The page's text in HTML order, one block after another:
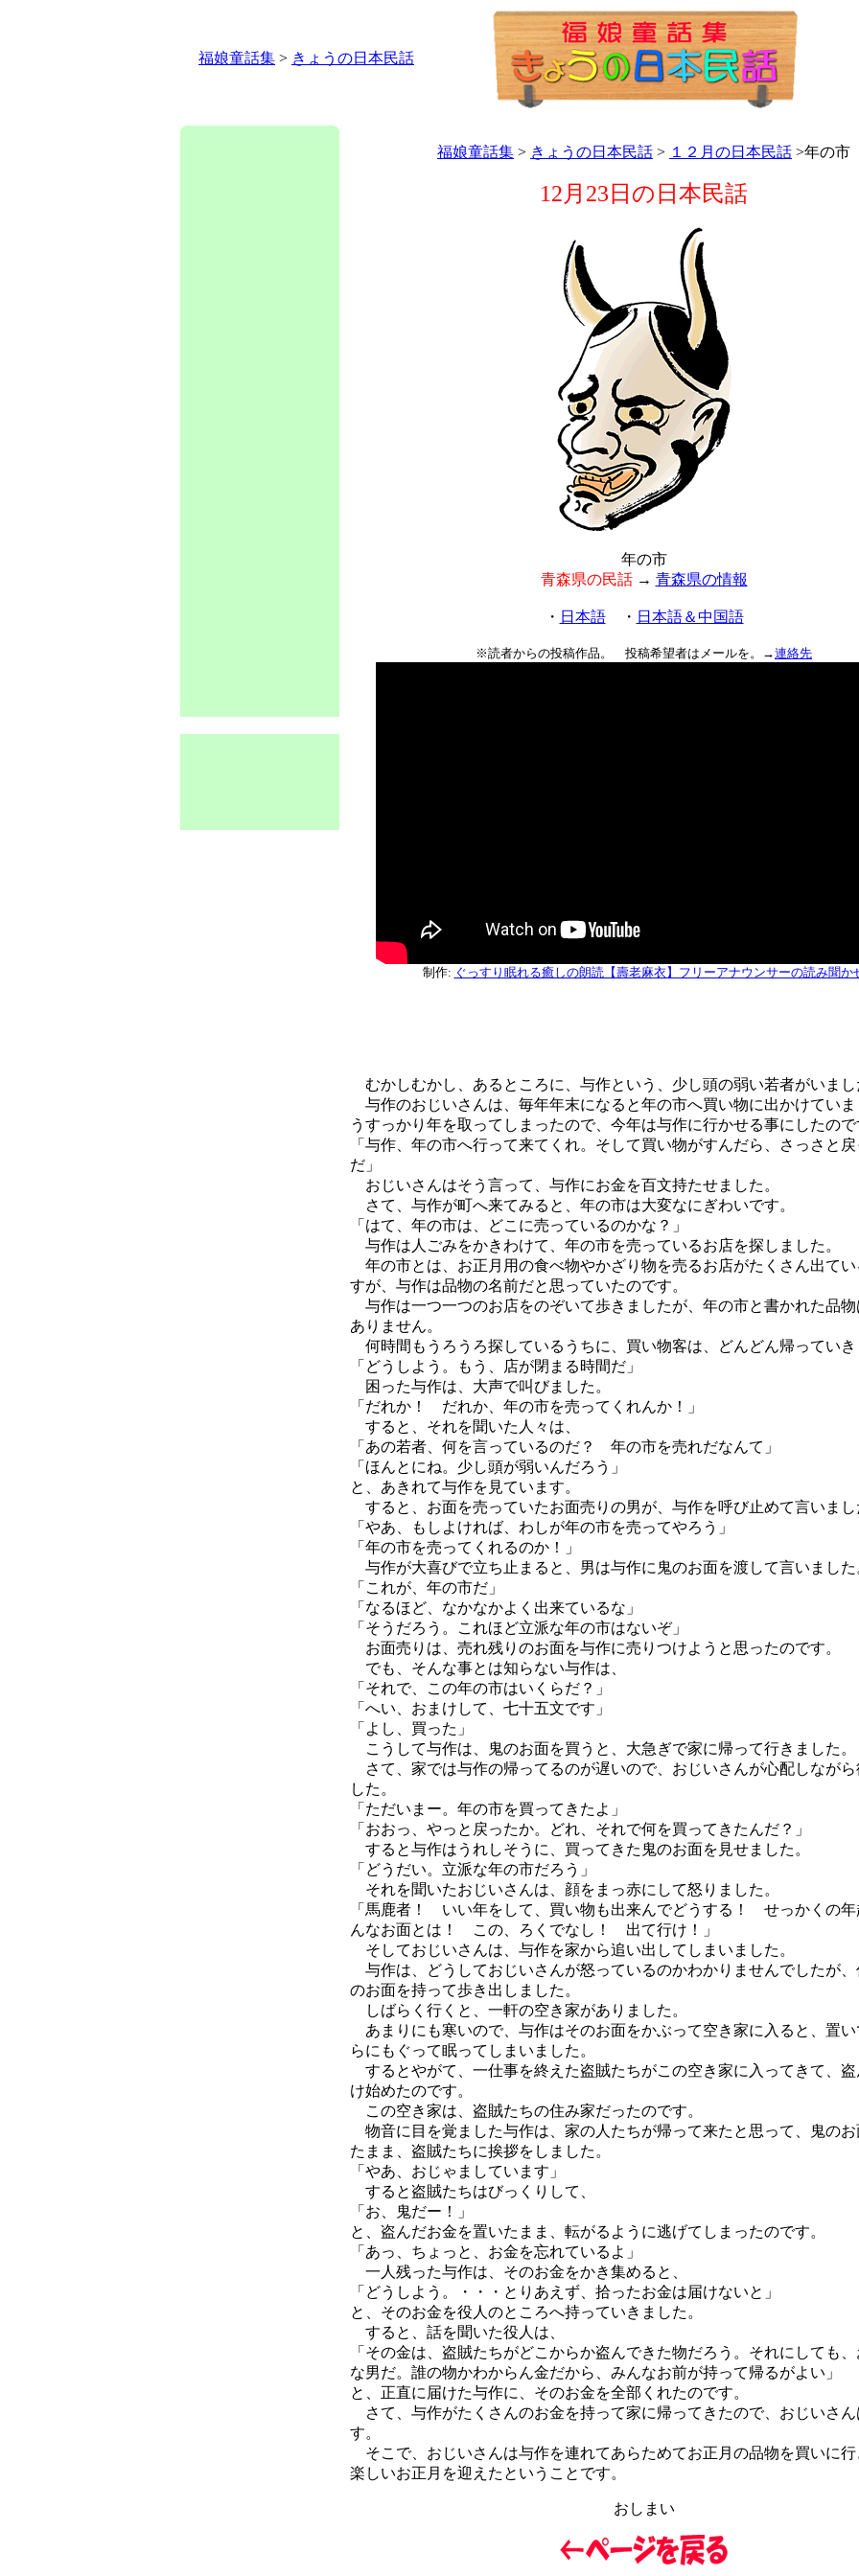
福娘童話集 > きょうの日本民話
福娘童話集 > きょうの日本民話 > １２月の日本民話 >年の市
12月23日の日本民話
年の市
青森県の民話→ 青森県の情報
・ 日本語・ 日本語＆中国語
※読者からの投稿作品。 投稿希望者はメールを。→連絡先
制作: ぐっすり眠れる癒しの朗読【壽老麻衣】フリーアナウンサーの読み聞か
むかしむかし、あるところに、与作という、少し頭の弱い若者がいまし
与作のおじいさんは、毎年年末になると年の市へ買い物に出かけていま
うすっかり年を取ってしまったので、今年は与作に行かせる事にしたので
「与作、年の市へ行って来てくれ。そして買い物がすんだら、さっさと
だ」
おじいさんはそう言って、与作にお金を百文持たせました。
さて、与作が町へ来てみると、年の市は大変なにぎわいです。
「はて、年の市は、どこに売っているのかな？」
与作は人ごみをかきわけて、年の市を売っているお店を探しました。
年の市とは、お正月用の食べ物やかざり物を売るお店がたくさん出てい
すが、与作は品物の名前だと思っていたのです。
与作は一つ一つのお店をのぞいて歩きましたが、年の市と書かれた品物
ありません。
何時間もうろうろ探しているうちに、買い物客は、どんどん帰っていき
「どうしよう。もう、店が閉まる時間だ」
困った与作は、大声で叫びました。
「だれか！ だれか、年の市を売ってくれんか！」
すると、それを聞いた人々は、
「あの若者、何を言っているのだ？ 年の市を売れだなんて」
「ほんとにね。少し頭が弱いんだろう」
と、あきれて与作を見ています。
すると、お面を売っていたお面売りの男が、与作を呼び止めて言いまし
「やあ、もしよければ、わしが年の市を売ってやろう」
「年の市を売ってくれるのか！」
与作が大喜びで立ち止まると、男は与作に鬼のお面を渡して言いました
「これが、年の市だ」
「なるほど、なかなかよく出来ているな」
「そうだろう。これほど立派な年の市はないぞ」
お面売りは、売れ残りのお面を与作に売りつけようと思ったのです。
でも、そんな事とは知らない与作は、
「それで、この年の市はいくらだ？」
「へい、おまけして、七十五文です」
「よし、買った」
こうして与作は、鬼のお面を買うと、大急ぎで家に帰って行きました。
さて、家では与作の帰ってるのが遅いので、おじいさんが心配しながら
した。
「ただいまー。年の市を買ってきたよ」
「おおっ、やっと戻ったか。どれ、それで何を買ってきたんだ？」
すると与作はうれしそうに、買ってきた鬼のお面を見せました。
「どうだい。立派な年の市だろう」
それを聞いたおじいさんは、顔をまっ赤にして怒りました。
「馬鹿者！ いい年をして、買い物も出来んでどうする！ せっかくの年
んなお面とは！ この、ろくでなし！ 出て行け！」
そしておじいさんは、与作を家から追い出してしまいました。
与作は、どうしておじいさんが怒っているのかわかりませんでしたが、
のお面を持って歩き出しました。
しばらく行くと、一軒の空き家がありました。
あまりにも寒いので、与作はそのお面をかぶって空き家に入ると、置い
らにもぐって眠ってしまいました。
するとやがて、一仕事を終えた盗賊たちがこの空き家に入ってきて、盗
け始めたのです。
この空き家は、盗賊たちの住み家だったのです。
物音に目を覚ました与作は、家の人たちが帰って来たと思って、鬼のお
たまま、盗賊たちに挨拶をしました。
「やあ、おじゃましています」
すると盗賊たちはびっくりして、
「お、鬼だー！」
と、盗んだお金を置いたまま、転がるように逃げてしまったのです。
「あっ、ちょっと、お金を忘れているよ」
一人残った与作は、そのお金をかき集めると、
「どうしよう。・・・とりあえず、拾ったお金は届けないと」
と、そのお金を役人のところへ持っていきました。
すると、話を聞いた役人は、
「その金は、盗賊たちがどこからか盗んできた物だろう。それにしても
な男だ。誰の物かわからん金だから、みんなお前が持って帰るがよい」
と、正直に届けた与作に、そのお金を全部くれたのです。
さて、与作がたくさんのお金を持って家に帰ってきたので、おじいさん
す。
そこで、おじいさんは与作を連れてあらためてお正月の品物を買いに行
楽しいお正月を迎えたということです。
おしまい